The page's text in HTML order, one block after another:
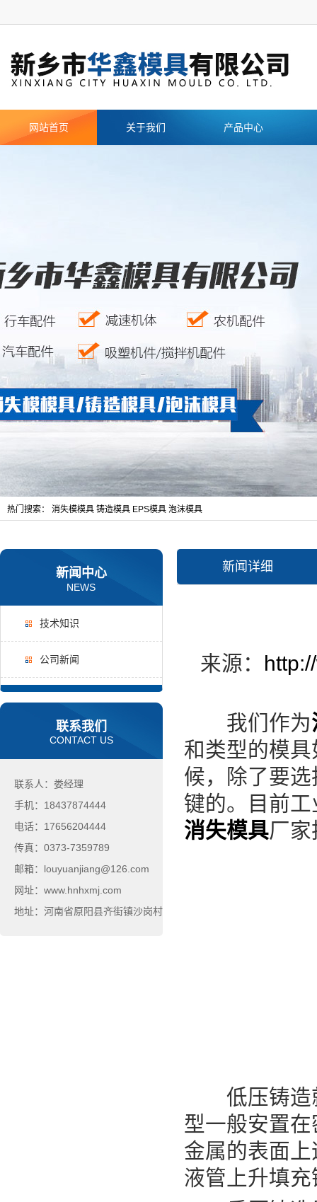
网站首页 关于我们 产品中心
热门搜索： 消失模模具 铸造模具 EPS模具 泡沫模具
新闻中心
NEWS
技术知识
公司新闻
联系我们
CONTACT US
联系人：娄经理
手机：18437874444
电话：17656204444
传真：0373-7359789
邮箱：louyuanjiang@126.com
网址：www.hnhxmj.com
地址：河南省原阳县齐街镇沙岗村
新闻详细
来源：
我们作为
和类型的模
候，除了要
键的。目前
消失模具厂
低压铸造就
型一般安置
金属的表面
液管上升填